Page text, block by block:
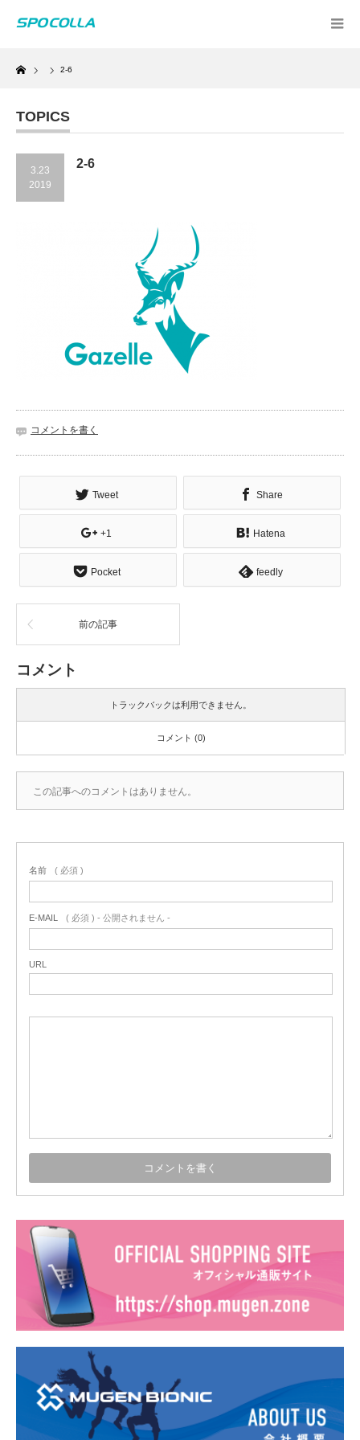
Home
2-6
TOPICS
3.23
2019
2-6
コメントを書く
Tweet Share
+1 Hatena
Pocket feedly
前の記事
コメント
トラックバックは利用できません。
コメント (0)
この記事へのコメントはありません。
名前 ( 必須 )
E-MAIL ( 必須 ) - 公開されません -
URL